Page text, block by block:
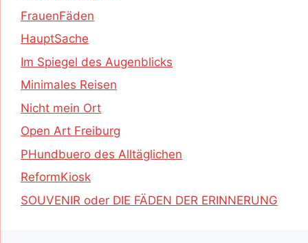
FrauenFäden
HauptSache
Im Spiegel des Augenblicks
Minimales Reisen
Nicht mein Ort
Open Art Freiburg
PHundbuero des Alltäglichen
ReformKiosk
SOUVENIR oder DIE FÄDEN DER ERINNERUNG